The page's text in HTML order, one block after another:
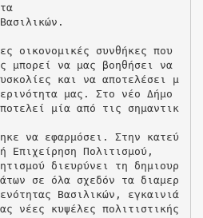
οικονομικές συνθήκες που
μπορεί να μας βοηθήσει να
και να αποτελέσει μ
μας. Στο νέο Δήμο
μία από τις σημαντικ
να εφαρμόσει. Στην κατεύ
Επιχείρηση Πολιτισμού,
διευρύνει τη δημιουρ
σε όλα σχεδόν τα διαμερ
Βασιλικών, εγκαινιά
νέες κυψέλες πολιτιστικής